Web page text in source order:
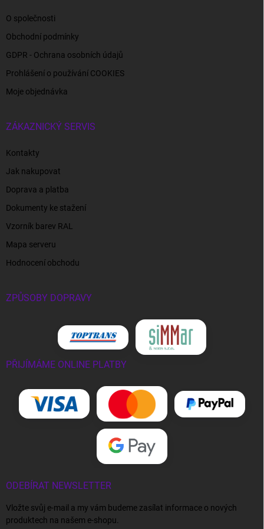
O společnosti
Obchodní podmínky
GDPR - Ochrana osobních údajů
Prohlášení o používání COOKIES
Moje objednávka
ZÁKAZNICKÝ SERVIS
Kontakty
Jak nakupovat
Doprava a platba
Dokumenty ke stažení
Vzorník barev RAL
Mapa serveru
Hodnocení obchodu
ZPŮSOBY DOPRAVY
PŘIJÍMÁME ONLINE PLATBY
ODEBÍRAT NEWSLETTER
Vložte svůj e-mail a my vám budeme zasílat informace o nových
produktech na našem e-shopu.